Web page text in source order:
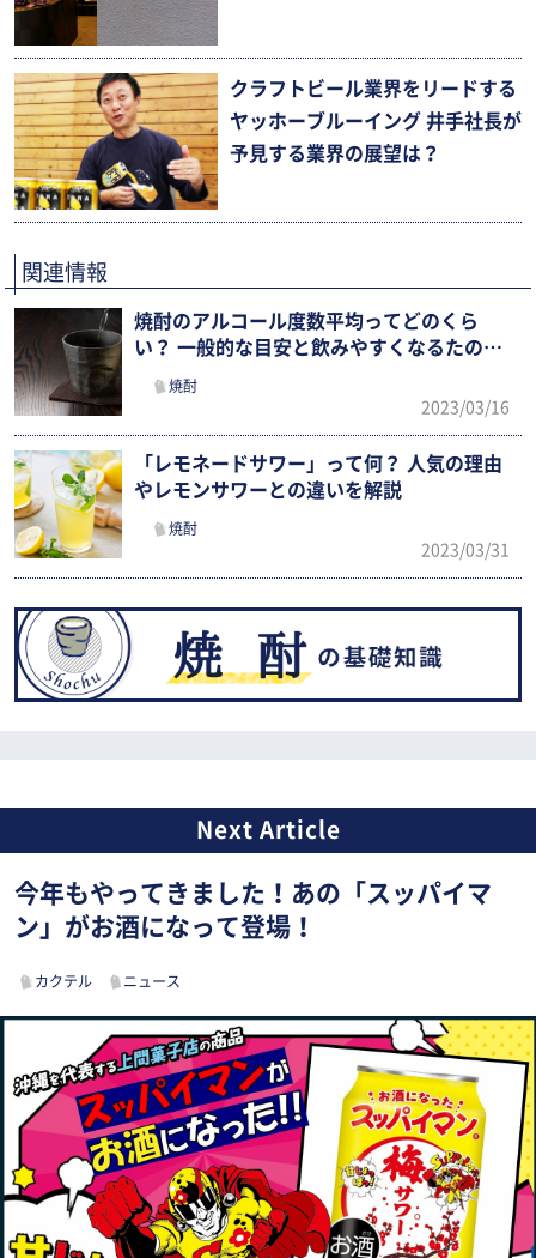
クラフトビール業界をリードする
ヤッホーブルーイング 井手社長が
予見する業界の展望は？
関連情報
焼酎のアルコール度数平均ってどのくら
い？ 一般的な目安と飲みやすくなるたのし
焼酎
2023/03/16
「レモネードサワー」って何？ 人気の理由
やレモンサワーとの違いを解説
焼酎
2023/03/31
今年もやってきました！あの「スッパイマ
ン」がお酒になって登場！
カクテル ニュース